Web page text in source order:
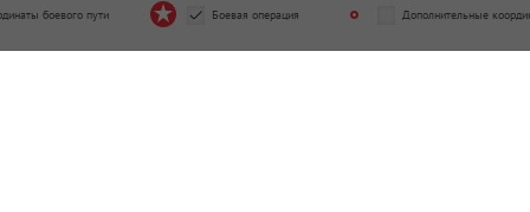
боевого пути Боевая операция Дополнительные